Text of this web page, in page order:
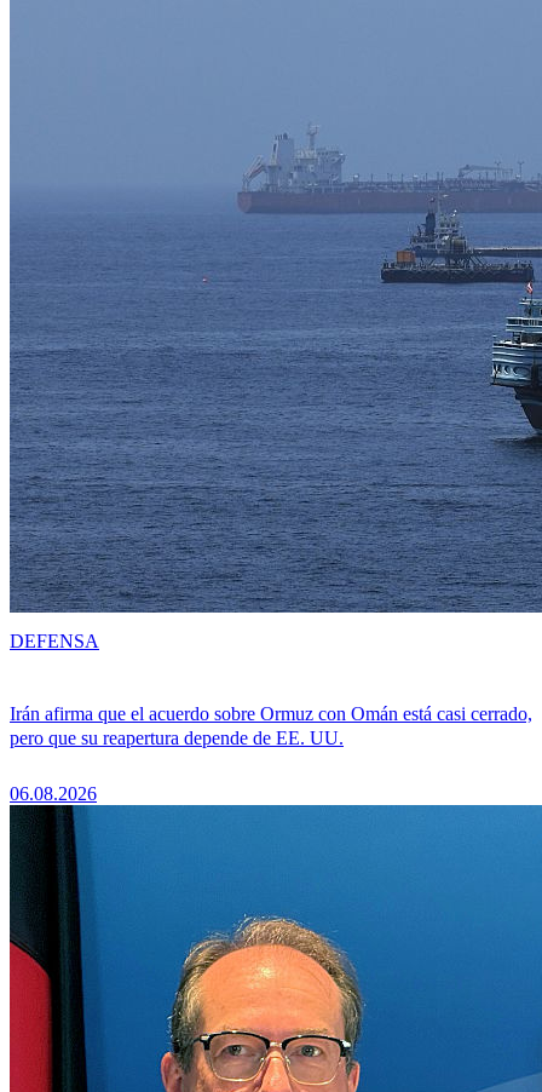
Irán afirma que el acuerdo sobre Ormuz con Omán está casi cerrado,
pero que su reapertura depende de EE. UU.
06.08.2026
DEFENSA